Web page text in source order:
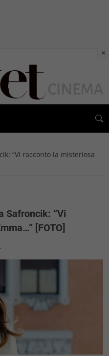
“Vi racconto la misteriosa
Safroncik: “Vi
[FOTO]
×